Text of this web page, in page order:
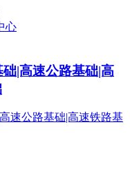
心
|高速公路基础|高